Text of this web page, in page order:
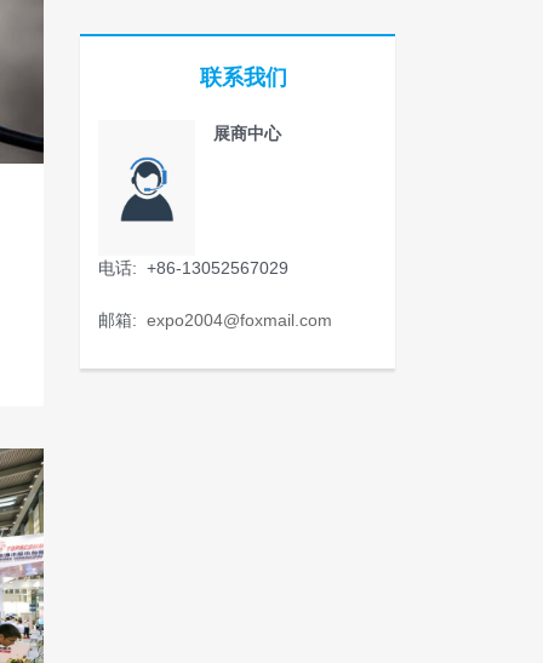
联系我们
展商中心
电话: +86-13052567029
邮箱: expo2004@foxmail.com